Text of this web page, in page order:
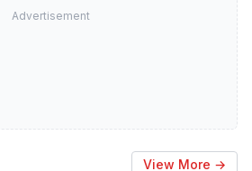
Advertisement
View More →